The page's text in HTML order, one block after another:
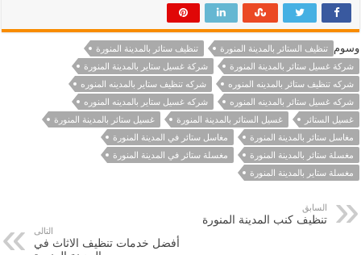
وسوم تنظيف الستائر بالمدينة المنورة
تنظيف ستائر بالمدينة المنورة
شركة غسيل ستائر بالمدينة المنورة
شركة غسيل ستاير بالمدينة المنورة
شركه تنظيف ستائر بالمدينه المنوره
شركه تنظيف ستاير بالمدينه المنوره
شركه غسيل ستائر بالمدينه المنوره
شركه غسيل ستاير بالمدينه المنوره
غسيل الستائر
غسيل الستائر بالمدينة المنورة
غسيل ستائر بالمدينة المنورة
مغاسل ستائر بالمدينة المنورة
مغاسل ستائر في المدينة المنورة
مغسلة ستائر بالمدينة المنورة
مغسلة ستائر في المدينة المنورة
مغسلة ستاير بالمدينة المنورة
السابق
تنظيف كنب المدينة المنورة
التالى
أفضل خدمات تنظيف الاثاث في